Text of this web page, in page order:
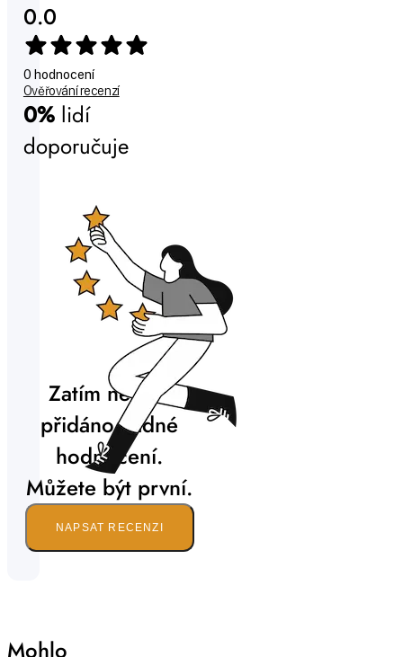
0.0
0 hodnocení
Ověřování recenzí
0% lidí
doporučuje
Zatím nebylo
přidáno žádné
hodnocení.
Můžete být první.
NAPSAT RECENZI
Mohlo